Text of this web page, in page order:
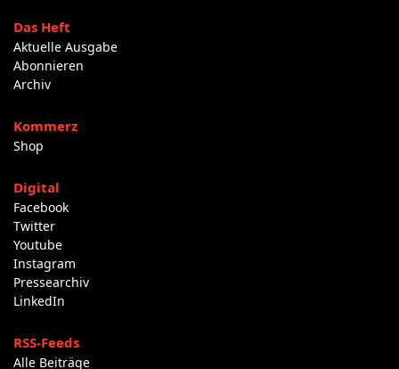
Das Heft
Aktuelle Ausgabe
Abonnieren
Archiv
Kommerz
Shop
Digital
Facebook
Twitter
Youtube
Instagram
Pressearchiv
LinkedIn
RSS-Feeds
Alle Beiträge